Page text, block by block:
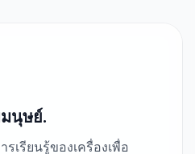
นุษย์.
เรียนรู้ของเครื่องเพื่อ